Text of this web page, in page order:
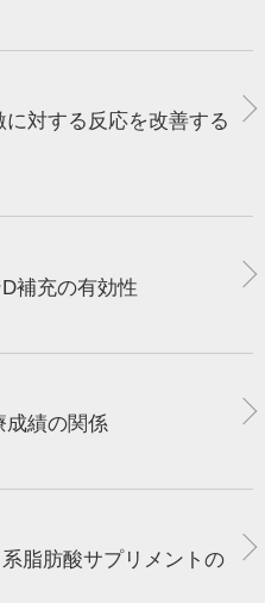
対する反応を改善する
補充の有効性
成績の関係
脂肪酸サプリメントの